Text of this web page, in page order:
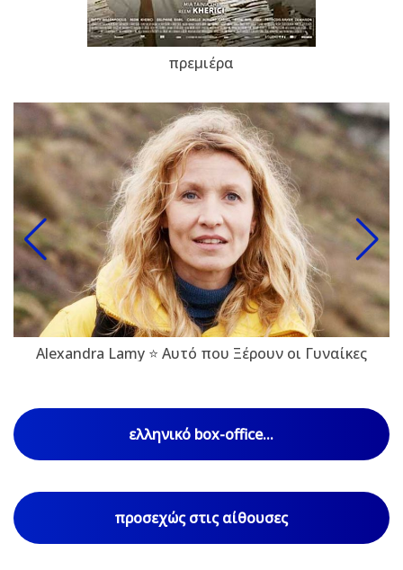
πρεμιέρα
Alexandra Lamy ⭐ Αυτό που Ξέρουν οι Γυναίκες
ελληνικό box-office...
προσεχώς στις αίθουσες